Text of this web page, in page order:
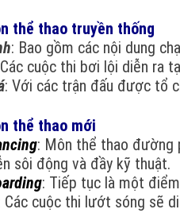
thể thao truyền thống
: Bao gồm các nội dung
cuộc thi bơi lội diễn ra
: Với các trận đấu được tổ
thể thao mới
: Môn thể thao đường
sôi động và đầy kỹ thuật.
: Tiếp tục là một
Các cuộc thi lướt sóng sẽ